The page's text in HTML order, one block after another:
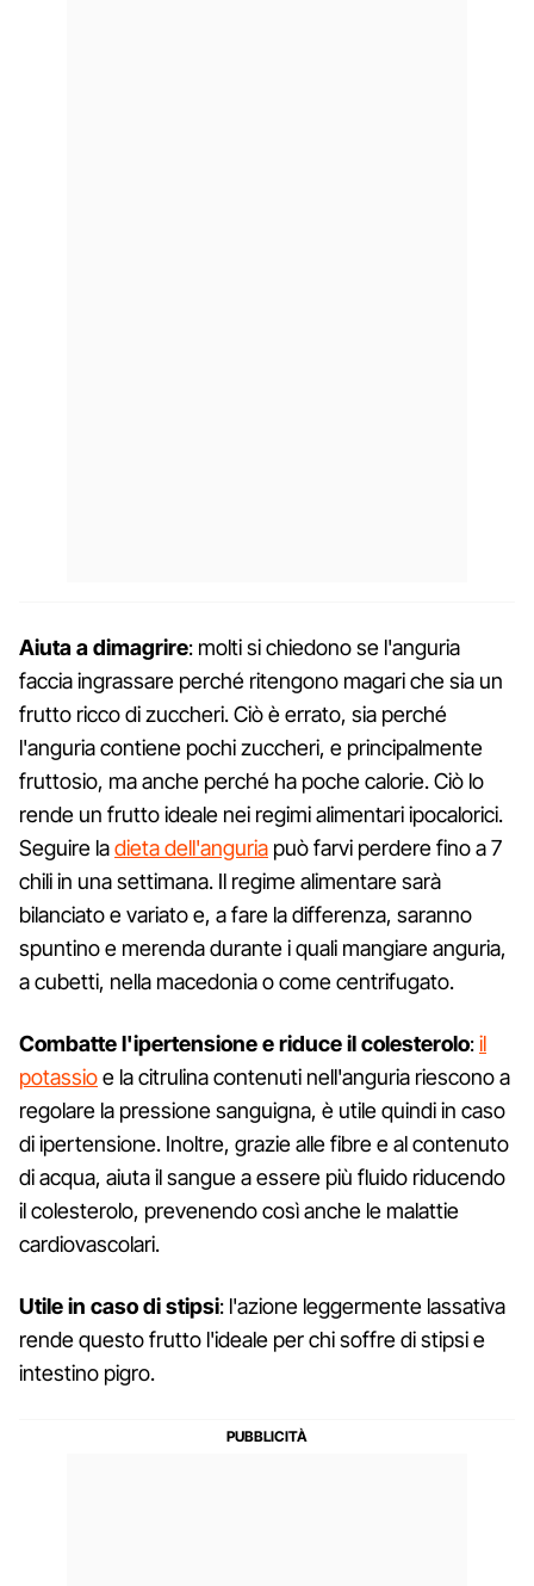
Aiuta a dimagrire: molti si chiedono se l'anguria
faccia ingrassare perché ritengono magari che sia un
frutto ricco di zuccheri. Ciò è errato, sia perché
l'anguria contiene pochi zuccheri, e principalmente
fruttosio, ma anche perché ha poche calorie. Ciò lo
rende un frutto ideale nei regimi alimentari ipocalorici.
Seguire ladieta dell'anguria può farvi perdere fino a 7
chili in una settimana. Il regime alimentare sarà
bilanciato e variato e, a fare la differenza, saranno
spuntino e merenda durante i quali mangiare anguria,
a cubetti, nella macedonia o come centrifugato.
Combatte l'ipertensione e riduce il colesterolo:il
potassioe la citrulina contenuti nell'anguria riescono a
regolare la pressione sanguigna, è utile quindi in caso
di ipertensione. Inoltre, grazie alle fibre e al contenuto
di acqua, aiuta il sangue a essere più fluido riducendo
il colesterolo, prevenendo così anche le malattie
cardiovascolari.
Utile in caso di stipsi: l'azione leggermente lassativa
rende questo frutto l'ideale per chi soffre di stipsi e
intestino pigro.